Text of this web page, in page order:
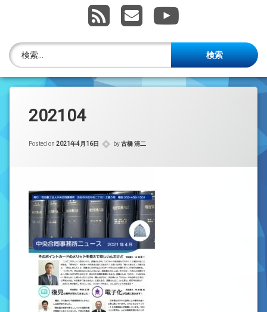
株主名簿管理人
ご相談について
法律を勉強しよう
司法書士資格者・受験生募集中
RSSメールアドレス
YouTube
検索:
202104
Posted on 2021年4月16日 by古橋 清二